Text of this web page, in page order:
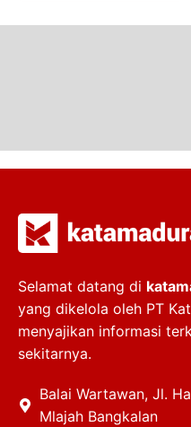
Selamat datang di
yang dikelola oleh PT
menyajikan informasi
sekitarnya.
Balai Wartawan, Jl.
Mlajah Bangkalan